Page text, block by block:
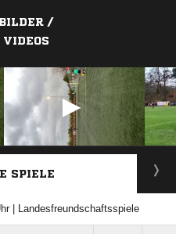
BILDER /
VIDEOS
SPIELE
| Landesfreundschaftsspiele